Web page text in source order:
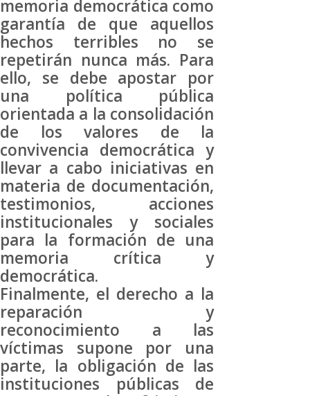
memoria democrática como
garantía de que aquellos
hechos terribles no se
repetirán nunca más. Para
ello, se debe apostar por
una política pública
orientada a la consolidación
de los valores de la
convivencia democrática y
llevar a cabo iniciativas en
materia de documentación,
testimonios, acciones
institucionales y sociales
para la formación de una
memoria crítica y
democrática.
Finalmente, el derecho a la
reparación y
reconocimiento a las
víctimas supone por una
parte, la obligación de las
instituciones públicas de